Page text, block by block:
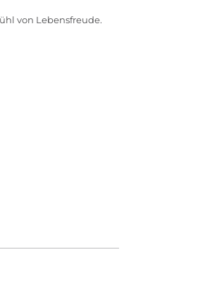
von Lebensfreude.
erfüllen.